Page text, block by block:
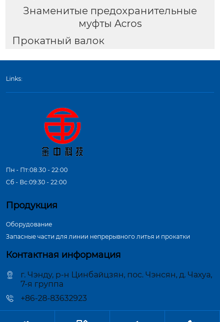
Знаменитые предохранительные
муфты Acros
Прокатный валок
Links:
Пн - Пт:08:30 - 22:00
Сб - Вс:09:30 - 22:00
Продукция
Оборудование
Запасные части для линии непрерывного литья и прокатки
Контактная информация
г. Чэнду, р-н Цинбайцзян, пос. Чэнсян, д. Чахуа,
7-я группа
+86-28-83632923